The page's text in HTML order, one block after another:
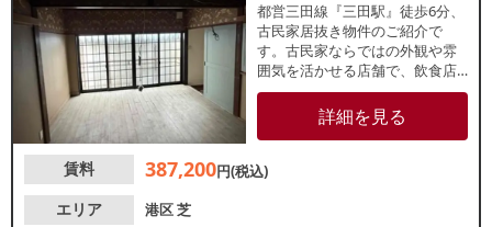
都営三田線『三田駅』徒歩6分、
古民家居抜き物件のご紹介で
す。古民家ならではの外観や雰
囲気を活かせる店舗で、飲食店
や物販店など幅広い業態でご検
討いただけます。
詳細を見る
賃料 387,200円(税込)
エリア
港区芝